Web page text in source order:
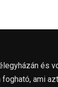
és
ami